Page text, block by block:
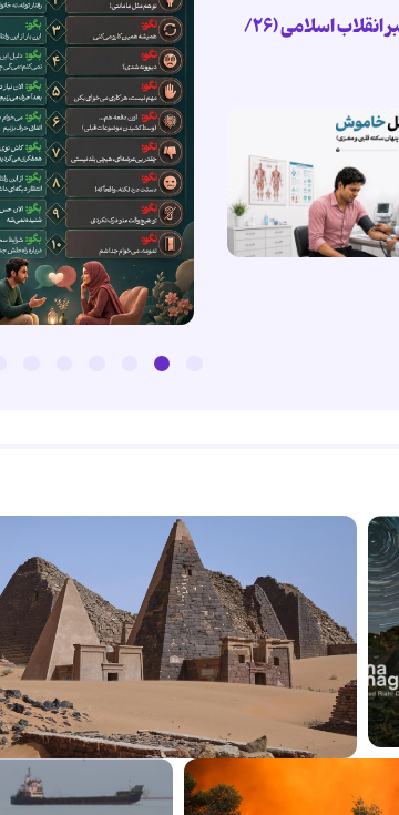
گزیده پیام رهبر انقلاب اسلامی (۲۶/